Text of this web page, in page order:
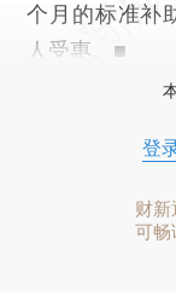
个月的标准补
人受惠。■
登
财新
可畅